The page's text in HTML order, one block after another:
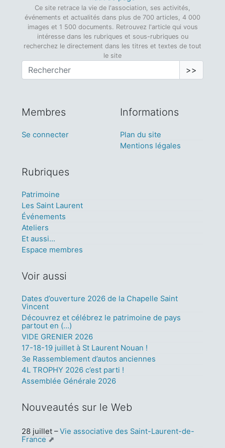
Ce site retrace la vie de l'association, ses activités,
événements et actualités dans plus de 700 articles, 4 000
images et 1 500 documents. Retrouvez l'article qui vous
intéresse dans les rubriques et sous-rubriques ou
recherchez le directement dans les titres et textes de tout
le site
>>
Membres
Se connecter
Informations
Plan du site
Mentions légales
Rubriques
Patrimoine
Les Saint Laurent
Événements
Ateliers
Et aussi...
Espace membres
Voir aussi
Dates d’ouverture 2026 de la Chapelle Saint
Vincent
Découvrez et célébrez le patrimoine de pays
partout en (…)
VIDE GRENIER 2026
17-18-19 juillet à St Laurent Nouan !
3e Rassemblement d’autos anciennes
4L TROPHY 2026 c’est parti !
Assemblée Générale 2026
Nouveautés sur le Web
28 juillet –Vie associative des Saint-Laurent-de-
France